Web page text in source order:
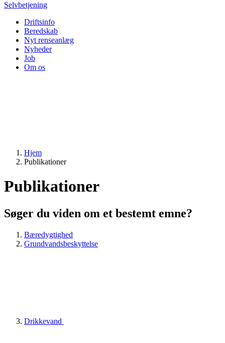
Selvbetjening
Driftsinfo
Beredskab
Nyt renseanlæg
Nyheder
Job
Om os
Hjem
Publikationer
Publikationer
Søger du viden om et bestemt emne?
Bæredygtighed
Grundvandsbeskyttelse
Drikkevand